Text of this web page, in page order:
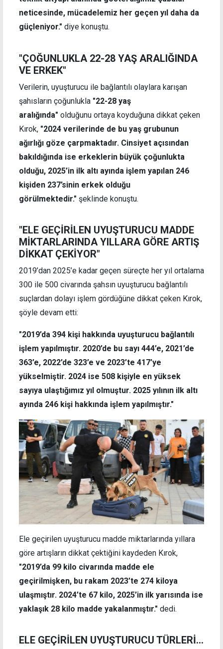
neticesinde, mücadelemiz her geçen yıl daha da
güçleniyor." diye konuştu.
"ÇOĞUNLUKLA 22-28 YAŞ ARALIĞINDA
VE ERKEK"
Verilerin, uyuşturucu ile bağlantılı olaylara karışan
şahısların çoğunlukla "22-28 yaş
aralığında" olduğunu ortaya koyduğuna dikkat çeken
Kırok, "2024 verilerinde de bu yaş grubunun
ağırlığı göze çarpmaktadır. Cinsiyet açısından
bakıldığında ise erkeklerin büyük çoğunlukta
olduğu, 2025’in ilk altı ayında işlem yapılan 246
kişiden 237’sinin erkek olduğu
görülmektedir." şeklinde konuştu.
"ELE GEÇİRİLEN UYUŞTURUCU MADDE
MİKTARLARINDA YILLARA GÖRE ARTIŞ
DİKKAT ÇEKİYOR"
2019’dan 2025’e kadar geçen süreçte her yıl ortalama
300 ile 500 civarında şahsın uyuşturucu bağlantılı
suçlardan dolayı işlem gördüğüne dikkat çeken Kırok,
şöyle devam etti:
"2019’da 394 kişi hakkında uyuşturucu bağlantılı
işlem yapılmıştır. 2020’de bu sayı 444’e, 2021’de
363’e, 2022’de 323’e ve 2023’te 417’ye
yükselmiştir. 2024 ise 508 kişiyle en yüksek
sayıya ulaştığımız yıl olmuştur. 2025 yılının ilk altı
ayında 246 kişi hakkında işlem yapılmıştır."
Ele geçirilen uyuşturucu madde miktarlarında yıllara
göre artışların dikkat çektiğini kaydeden Kırok,
"2019’da 99 kilo civarında madde ele
geçirilmişken, bu rakam 2023’te 274 kiloya
ulaşmıştır. 2024’te 67 kilo, 2025’in ilk yarısında ise
yaklaşık 28 kilo madde yakalanmıştır." dedi.
ELE GEÇİRİLEN UYUŞTURUCU TÜRLERİ...